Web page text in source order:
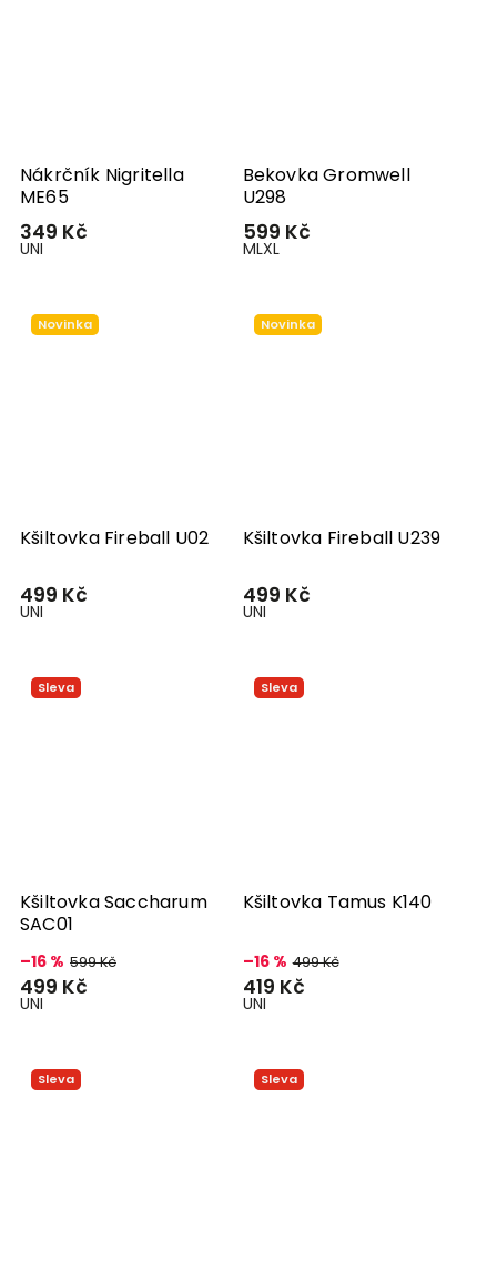
Nákrčník Nigritella
ME65
349 Kč
UNI
Bekovka Gromwell
U298
599 Kč
MLXL
Novinka
Kšiltovka Fireball U02
499 Kč
UNI
Novinka
Kšiltovka Fireball U239
499 Kč
UNI
Sleva
Kšiltovka Saccharum
SAC01
–16 % 599 Kč
499 Kč
UNI
Sleva
Kšiltovka Tamus K140
–16 % 499 Kč
419 Kč
UNI
Sleva Sleva